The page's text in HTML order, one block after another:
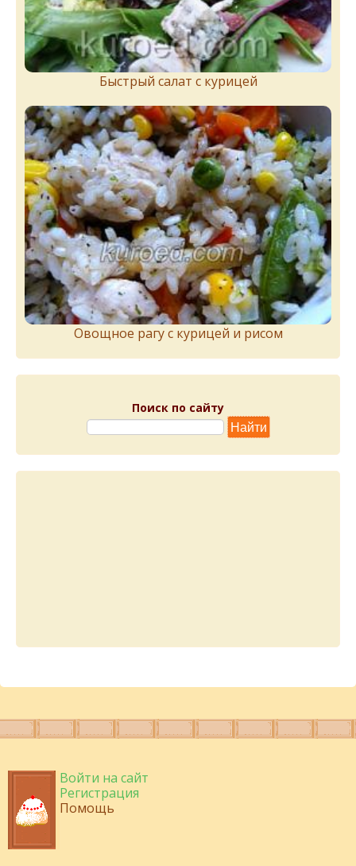
Быстрый салат с курицей
Овощное рагу с курицей и рисом
Поиск по сайту
Войти на сайт
Регистрация
Помощь